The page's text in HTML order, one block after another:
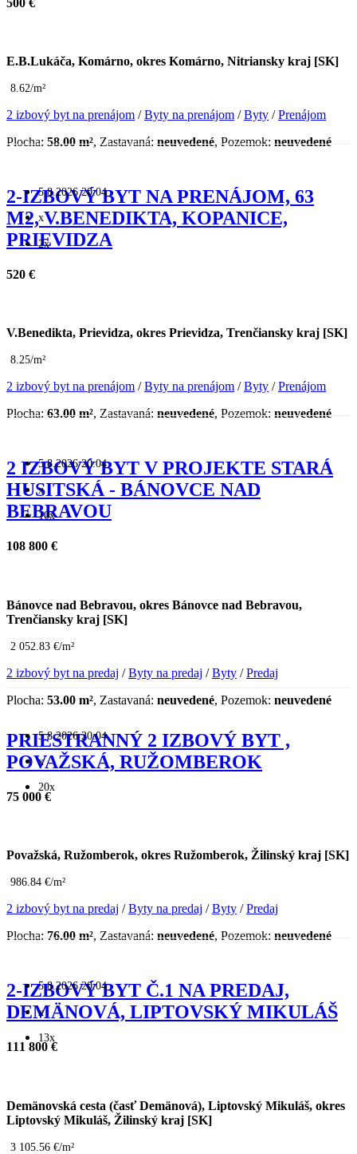
E.B.Lukáča, Komárno, okres Komárno, Nitriansky kraj [SK]
8.62/m²
2 izbový byt na prenájom /Byty na prenájom /Byty /Prenájom
Plocha: 58.00 m², Zastavaná: neuvedené, Pozemok: neuvedené
5.8.2026 20:04
x
2x
2-IZBOVÝ BYT NA PRENÁJOM, 63
M2, V.BENEDIKTA, KOPANICE,
PRIEVIDZA
520 €
V.Benedikta, Prievidza, okres Prievidza, Trenčiansky kraj [SK]
8.25/m²
2 izbový byt na prenájom /Byty na prenájom /Byty /Prenájom
Plocha: 63.00 m², Zastavaná: neuvedené, Pozemok: neuvedené
5.8.2026 20:04
x
10x
2 IZBOVÝ BYT V PROJEKTE STARÁ
HUSITSKÁ - BÁNOVCE NAD
BEBRAVOU
108 800 €
Bánovce nad Bebravou, okres Bánovce nad Bebravou,
Trenčiansky kraj [SK]
2 052.83 €/m²
2 izbový byt na predaj /Byty na predaj /Byty /Predaj
Plocha: 53.00 m², Zastavaná: neuvedené, Pozemok: neuvedené
5.8.2026 20:04
x
20x
PRIESTRANNÝ 2 IZBOVÝ BYT ,
POVAŽSKÁ, RUŽOMBEROK
75 000 €
Považská, Ružomberok, okres Ružomberok, Žilinský kraj [SK]
986.84 €/m²
2 izbový byt na predaj /Byty na predaj /Byty /Predaj
Plocha: 76.00 m², Zastavaná: neuvedené, Pozemok: neuvedené
5.8.2026 20:04
x
13x
2-IZBOVÝ BYT Č.1 NA PREDAJ,
DEMÄNOVÁ, LIPTOVSKÝ MIKULÁŠ
111 800 €
Demänovská cesta (časť Demänová), Liptovský Mikuláš, okres
Liptovský Mikuláš, Žilinský kraj [SK]
3 105.56 €/m²